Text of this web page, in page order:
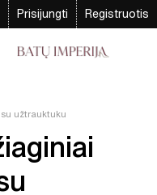
Prisijungti Registruotis
užtrauktuku